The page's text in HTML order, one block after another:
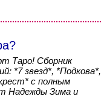
Таро! Сборник
*7 звезд*, *Подкова*,
с полным
Надежды Зима и